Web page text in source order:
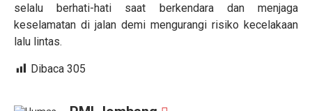
selalu berhati-hati saat berkendara dan menjaga
keselamatan di jalan demi mengurangi risiko kecelakaan
lalu lintas.
Dibaca 305